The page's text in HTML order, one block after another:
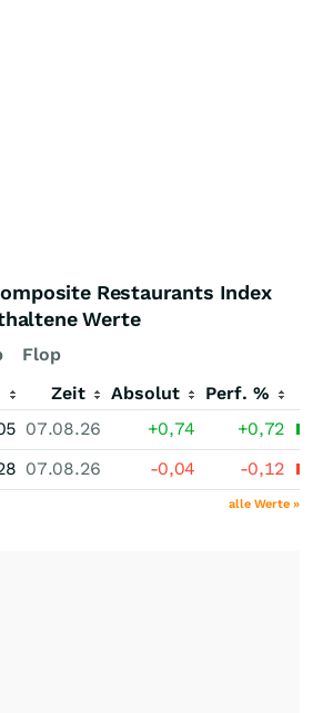
Restaurants Index
Werte
Flop
Zeit Absolut
Perf. %
07.08.26 +0,74
+0,72
07.08.26 -0,04 -0,12
alle Werte »